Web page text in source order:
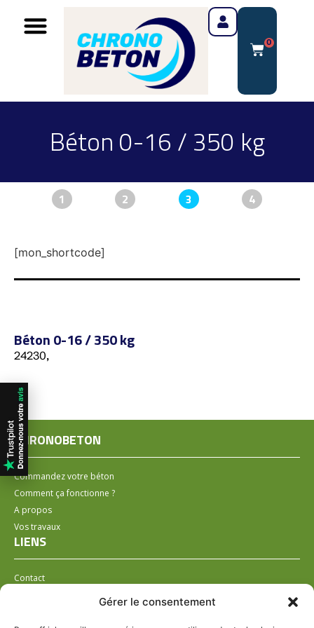
Gérer le consentement
0
Béton 0-16 / 350 kg
1 2 3 4
[mon_shortcode]
Béton 0-16 / 350 kg
24230,
CHRONOBETON
Commandez votre béton
Comment ça fonctionne ?
A propos
Vos travaux
LIENS
Contact